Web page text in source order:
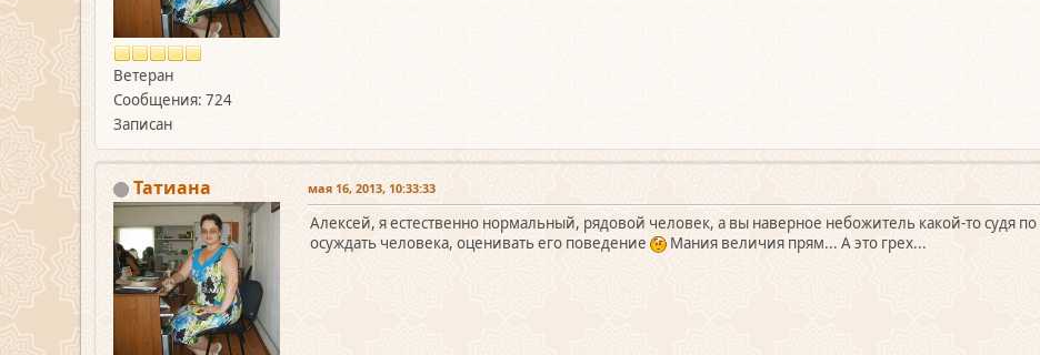
Ветеран
Сообщения: 724
Записан
Татиана мая 16, 2013, 10:33:33
Алексей, я естественно нормальный, рядовой человек, а вы наверное небожитель какой-то судя
осуждать человека, оценивать его поведение
Мания величия прям... А это грех...